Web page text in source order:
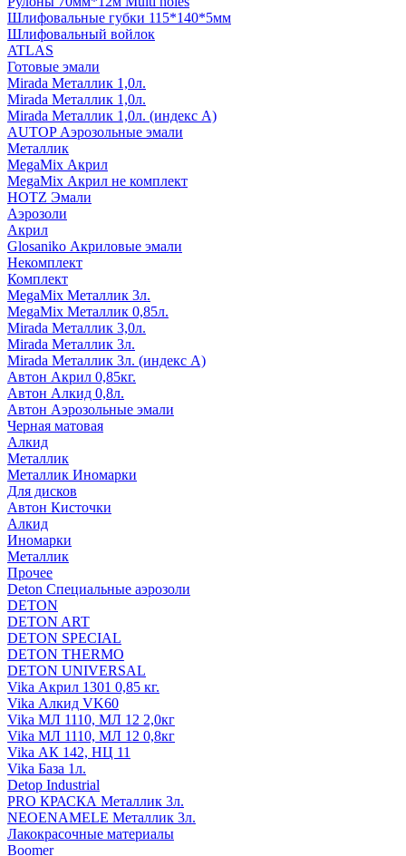
Шлифовальные губки 115*140*5мм
Шлифовальный войлок
ATLAS
Готовые эмали
Mirada Металлик 1,0л.
Mirada Металлик 1,0л.
Mirada Металлик 1,0л. (индекс А)
AUTOP Аэрозольные эмали
Металлик
MegaMix Акрил
MegaMix Акрил не комплект
HOTZ Эмали
Аэрозоли
Акрил
Glosaniko Акриловые эмали
Некомплект
Комплект
MegaMix Металлик 3л.
MegaMix Металлик 0,85л.
Mirada Металлик 3,0л.
Mirada Металлик 3л.
Mirada Металлик 3л. (индекс А)
Автон Акрил 0,85кг.
Автон Алкид 0,8л.
Автон Аэрозольные эмали
Черная матовая
Алкид
Металлик
Металлик Иномарки
Для дисков
Автон Кисточки
Алкид
Иномарки
Металлик
Прочее
Deton Специальные аэрозоли
DETON
DETON ART
DETON SPECIAL
DETON THERMO
DETON UNIVERSAL
Vika Акрил 1301 0,85 кг.
Vika Алкид VK60
Vika МЛ 1110, МЛ 12 2,0кг
Vika МЛ 1110, МЛ 12 0,8кг
Vika АК 142, НЦ 11
Vika База 1л.
Detop Industrial
PRO КРАСКА Металлик 3л.
NEOENAMELE Металлик 3л.
Лакокрасочные материалы
Boomer